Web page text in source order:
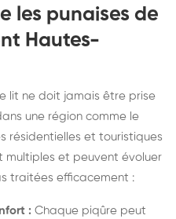
les punaises de
Hautes-
lit ne doit jamais être prise
une région comme le
résidentielles et touristiques
multiples et peuvent évoluer
traitées efficacement :
: Chaque piqûre peut